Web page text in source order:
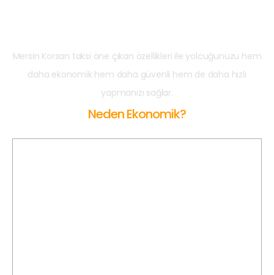
Mersin Korsan taksi öne çıkan özellikleri ile yolcuğunuzu hem
daha ekonomik hem daha güvenli hem de daha hızlı
yapmanızı sağlar.
Neden Ekonomik?